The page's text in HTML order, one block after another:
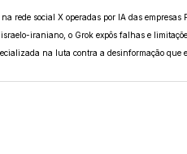
rede social X operadas por IA das
iraniano, o Grok expôs falhas e
na luta contra a desinformação que